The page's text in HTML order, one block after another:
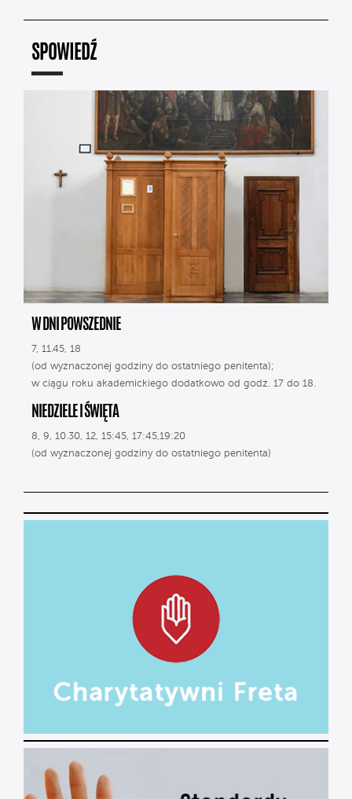
SPOWIEDŹ
W DNI POWSZEDNIE
7, 11.45, 18
(od wyznaczonej godziny do ostatniego penitenta);
w ciągu roku akademickiego dodatkowo od godz. 17 do 18.
NIEDZIELE I ŚWIĘTA
8, 9, 10.30, 12, 15:45, 17:45,19:20
(od wyznaczonej godziny do ostatniego penitenta)